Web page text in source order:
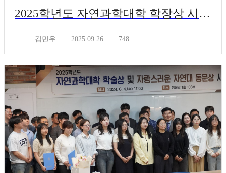
2025학년도 자연과학대학 학장상 시상식
김민우 2025.09.26 748